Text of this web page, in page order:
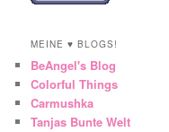
MEINE ♥ BLOGS!
BeAngel's Blog
Colorful Things
Carmushka
Tanjas Bunte Welt